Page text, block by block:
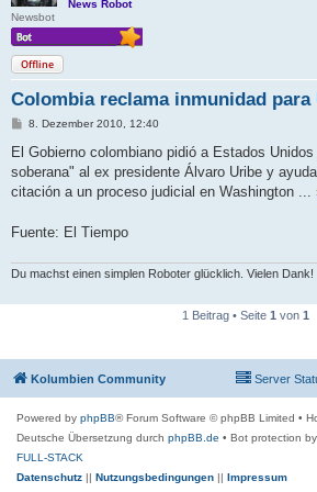
News Robot
Newsbot
Offline
Colombia reclama inmunidad para
B
r
a
8. Dezember 2010, 12:40
El Gobierno colombiano pidió a Estados
soberana" al ex presidente Álvaro Uribe y
citación a un proceso judicial en Washington ...
Fuente: El Tiempo
Du machst einen simplen Roboter glücklich. Vielen Dank!
1 Beitrag • Seite 1 von 1
Kolumbien Community Server
Powered by phpBB® Forum Software © phpBB Limited •
Deutsche Übersetzung durch phpBB.de • Bot protection by
FULL-STACK
Datenschutz || Nutzungsbedingungen || Impressum